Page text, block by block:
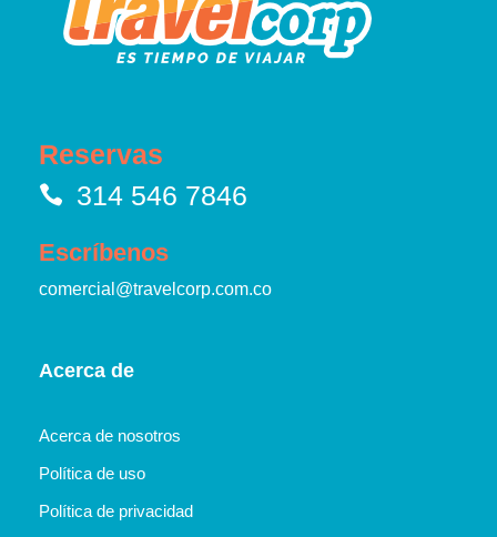
Reservas
314 546 7846
Escríbenos
comercial@travelcorp.com.co
Acerca de
Acerca de nosotros
Política de uso
Política de privacidad